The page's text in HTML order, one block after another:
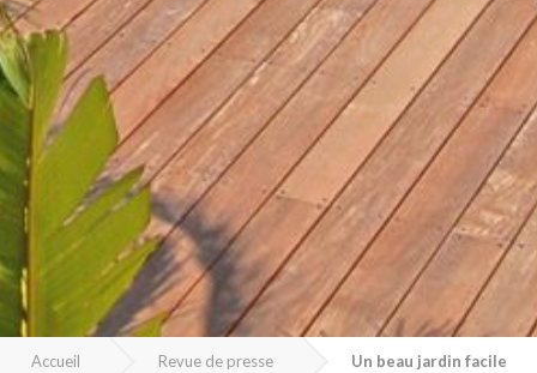
Accueil Revue de presse Un beau jardin facile